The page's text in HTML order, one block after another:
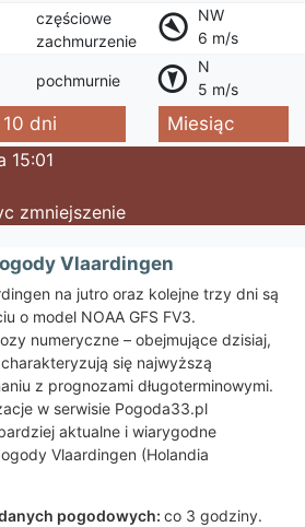
częściowe
zachmurzenie
NW
6 m/s
pochmurnie
N
5 m/s
10 dni
Miesiąc
15:01
zmniejszenie
Vlaardingen
na jutro oraz kolejne trzy dni są
o model NOAA GFS FV3.
numeryczne – obejmujące dzisiaj,
się najwyższą
z prognozami długoterminowymi.
w serwisie Pogoda33.pl
aktualne i wiarygodne
Vlaardingen (Holandia
pogodowych: co 3 godziny.